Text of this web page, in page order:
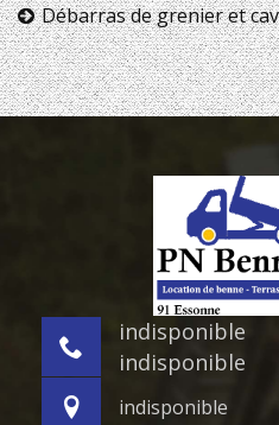
Débarras de grenier et
indisponible
indisponible
indisponible